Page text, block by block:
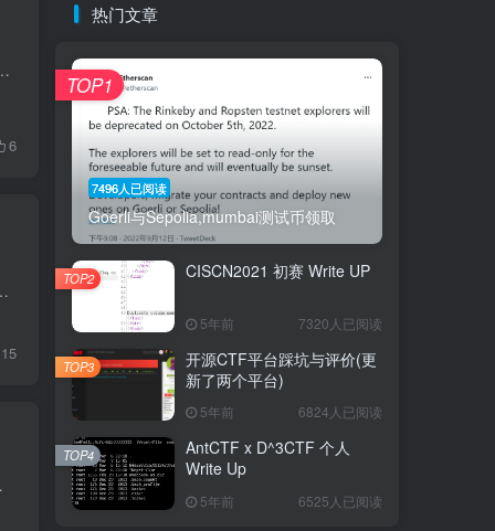
也有关系。 对安全研究本身的兴趣也大打折扣，至少对我而言上班天天搞安全...
6
看这篇文章 TUTORIAL 这题作为入门题，顺便把官网翻译给翻译...
15
注 正文 自从19年...
热门文章
7496人已阅读
Goerli与Sepolia,mumbai测试币领取
TOP1
CISCN2021 初赛 Write UP
5年前 7320人已阅读
TOP2
开源CTF平台踩坑与评价(更
新了两个平台)
5年前 6824人已阅读
TOP3
AntCTF x D^3CTF 个人
Write Up
5年前 6525人已阅读
TOP4